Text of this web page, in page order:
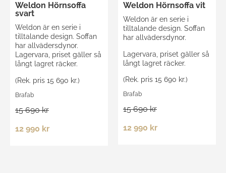
Weldon Hörnsoffa
svart
Weldon är en serie i
tilltalande design. Soffan
har allvädersdynor.
Lagervara, priset gäller så
långt lagret räcker.
(Rek. pris 15 690 kr.)
Brafab
15 690 kr
12 990 kr
Weldon Hörnsoffa vit
Weldon är en serie i
tilltalande design. Soffan
har allvädersdynor.
Lagervara, priset gäller så
långt lagret räcker.
(Rek. pris 15 690 kr.)
Brafab
15 690 kr
12 990 kr